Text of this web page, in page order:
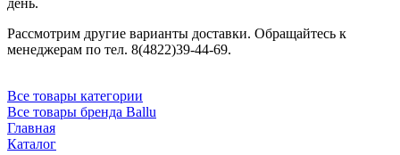
Рассмотрим другие варианты доставки. Обращайтесь к
менеджерам по тел. 8(4822)39-44-69.
Все товары категории
Все товары бренда Ballu
Главная
Каталог